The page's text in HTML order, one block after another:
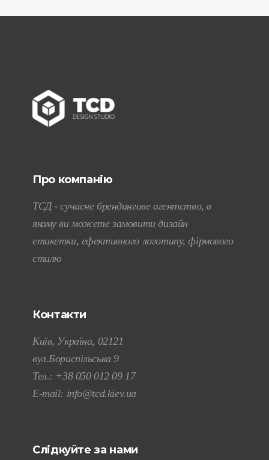
Про компанію
ТСД - сучасне брендингове агентство, в
якому ви можете замовити дизайн
етикетки, ефективного логотипу, фірмового
стилю
Контакти
Київ, Україна, 02121
вул.Бориспільська 9
Тел.: +38 050 012 09 17
E-mail: info@tcd.kiev.ua
Слідкуйте за нами